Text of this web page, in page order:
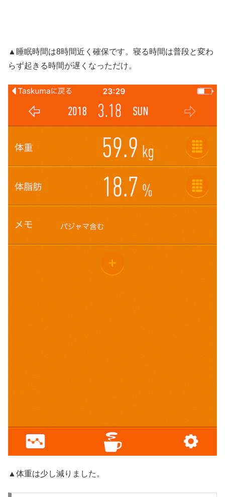
▲睡眠時間は8時間近く確保です。寝る時間は普段と変わ
らず起きる時間が遅くなっただけ。
▲体重は少し減りました。